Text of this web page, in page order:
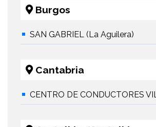
Burgos
SAN GABRIEL (La Aguilera)
Cantabria
CENTRO DE CONDUCTORES